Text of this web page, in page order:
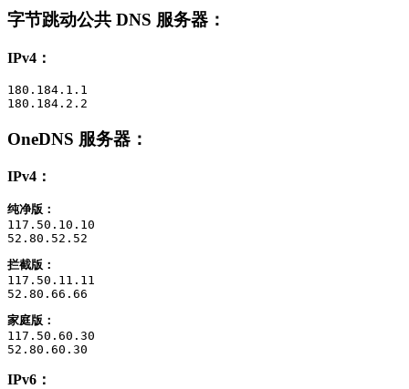
字节跳动公共 DNS 服务器 ：
IPv4：
180.184.1.1
180.184.2.2
OneDNS 服务器 ：
IPv4：
纯净版：
117.50.10.10
52.80.52.52
拦截版：
117.50.11.11
52.80.66.66
家庭版：
117.50.60.30
52.80.60.30
IPv6：